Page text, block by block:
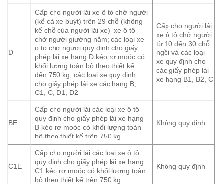
D
Cấp cho người lái xe ô tô chở người
(kể cả xe buýt) trên 29 chỗ (không
kể chỗ của người lái xe); xe ô tô
chở người giường nằm; các loại xe
ô tô chở người quy định cho giấy
phép lái xe hạng D kéo rơ moóc có
khối lượng toàn bộ theo thiết kế
đến 750 kg; các loại xe quy định
cho giấy phép lái xe các hạng B,
C1, C, D1, D2
Cấp cho người lái
xe ô tô chở người
từ 10 đến 30 chỗ
ngồi và các loại
xe quy định cho
các giấy phép lái
xe hạng B1, B2, C
BE
Cấp cho người lái các loại xe ô tô
quy định cho giấy phép lái xe hạng
B kéo rơ moóc có khối lượng toàn
bộ theo thiết kế trên 750 kg
Không quy định
C1E
Cấp cho người lái các loại xe ô tô
quy định cho giấy phép lái xe hạng
C1 kéo rơ moóc có khối lượng toàn
bộ theo thiết kế trên 750 kg
Không quy định